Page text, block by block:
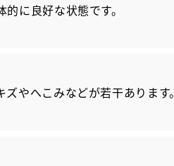
に良好な状態です。
やへこみなどが若干あります。